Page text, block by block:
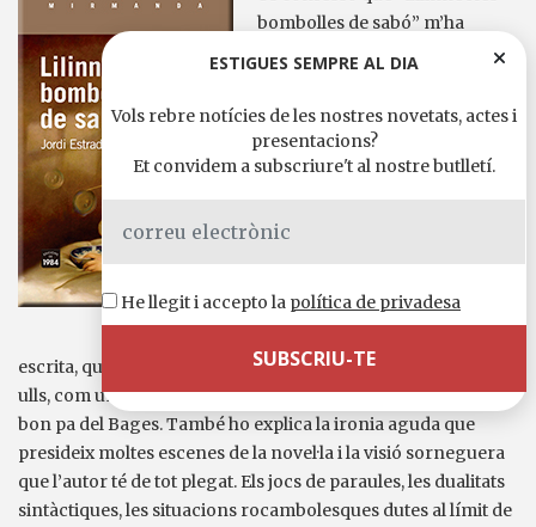
bombolles de sabó” m’ha
atrapat com si hagués caigut
esferes que prenen el vol en
algunes de les seves pàgines. I
us asseguro que el meu desig,
sentint-m’hi entaforat, ha estat
que la bombolla-trama-història
Molt hi ha tingut a veure l’estil
escrita, que fa que les línies llisquin suament a través dels
ulls, com una mantega calenta per damunt d’una torrada de
bon pa del Bages. També ho explica la ironia aguda que
presideix moltes escenes de la novel·la i la visió sorneguera
que l’autor té de tot plegat. Els jocs de paraules, les dualitats
sintàctiques, les situacions rocambolesques dutes al límit de
ESTIGUES SEMPRE AL DIA
Vols rebre notícies de les nostres novetats, actes i
presentacions?
Et convidem a subscriure't al nostre butlletí.
He llegit i accepto la política de privadesa